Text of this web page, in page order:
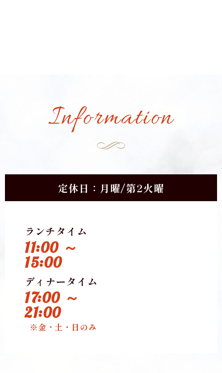
Information
定休日：月曜/第2火曜
ランチタイム
11:00 ～
15:00
ディナータイム
17:00 ～
21:00
※金・土・日のみ